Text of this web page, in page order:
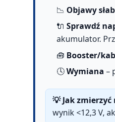
📉 Objawy
🔌Sprawdź
akumulator.
🧰 Booster/
🕓Wymiana –
💡 Jak zmierzyć
wynik <12,3 V,